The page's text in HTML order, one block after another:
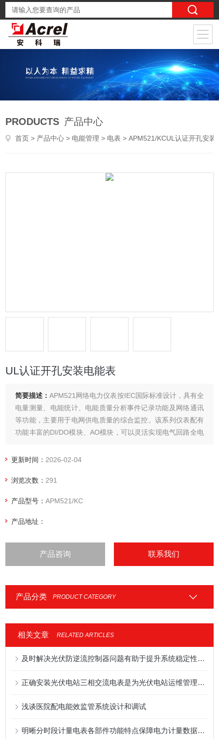
PRODUCTS 产品中心
首页 > 产品中心 > 电能管理 > 电表 > APM521/KCUL认证开孔安装电能表
UL认证开孔安装电能表
简要描述：APM521网络电力仪表按IEC国际标准设计，具有全
电量测量、电能统计、电能质量分析事件记录功能及网络通讯
等功能，主要用于电网供电质量的综合监控。该系列仪表配有
功能丰富的DI/DO模块、AO模块，可以灵活实现电气回路全电
更新时间： 2026-02-04
浏览次数： 291
产品型号：APM521/KC
产品地址：
产品咨询 联系我们
产品分类 PRODUCT CATEGORY
相关文章 RELATED ARTICLES
及时解决光伏防逆流控制器问题有助于提升系统稳定性与运维效率
正确安装光伏电站三相交流电表是为光伏电站运维管理提供技术支持的关键
浅谈医院配电能效监管系统设计和调试
明晰分时段计量电表各部件功能特点保障电力计量数据准确合规